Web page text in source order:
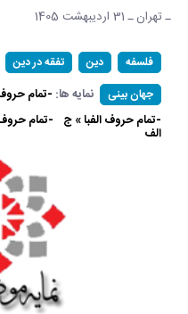
ـ تهران ـ 31 اردیبهشت 1405
فلسفه دین تفقه در دین
جهان بینی
نمایه ها: -تمام حروف
-تمام حروف الفبا » ج -تمام حروف
الف